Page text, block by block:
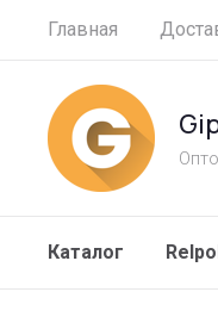
Главная
Каталог